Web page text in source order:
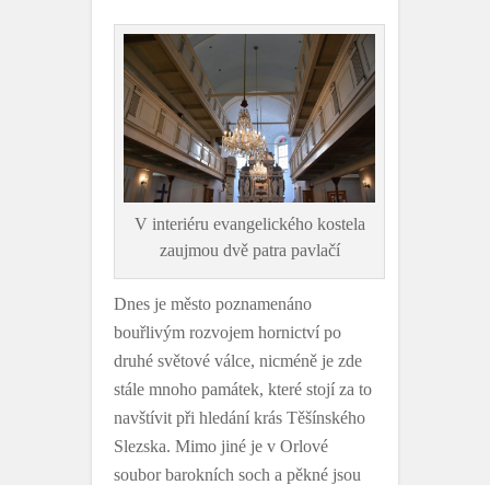
V interiéru evangelického kostela
zaujmou dvě patra pavlačí
Dnes je město poznamenáno
bouřlivým rozvojem hornictví po
druhé světové válce, nicméně je zde
stále mnoho památek, které stojí za to
navštívit při hledání krás Těšínského
Slezska. Mimo jiné je v Orlové
soubor barokních soch a pěkné jsou